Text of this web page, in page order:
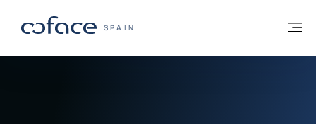
COFACE - FOR TRADE
SPAIN
Volver a la página principal